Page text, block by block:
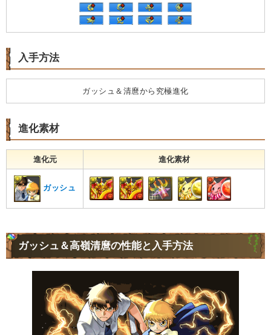
入手方法
ガッシュ＆清麿から究極進化
進化素材
進化元 進化素材
ガッシュ
ガッシュ＆高嶺清麿の性能と入手方法